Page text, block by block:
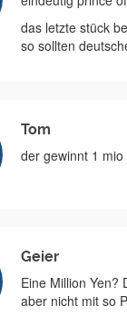
das letzte stück
so sollten
Tom
der gewinnt 1 mio
Geier
Eine Million Yen?
aber nicht mit so